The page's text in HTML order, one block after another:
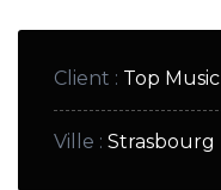
Client : Top Music
Ville : Strasbourg